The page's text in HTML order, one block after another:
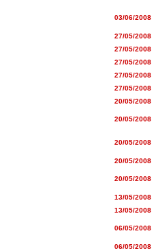
03/06/2008
27/05/2008
27/05/2008
27/05/2008
27/05/2008
27/05/2008
20/05/2008
20/05/2008
20/05/2008
20/05/2008
20/05/2008
13/05/2008
13/05/2008
06/05/2008
06/05/2008